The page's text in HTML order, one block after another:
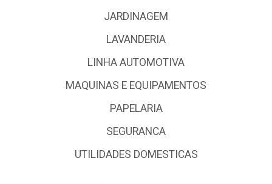
JARDINAGEM
LAVANDERIA
LINHA AUTOMOTIVA
MAQUINAS E EQUIPAMENTOS
PAPELARIA
SEGURANCA
UTILIDADES DOMESTICAS